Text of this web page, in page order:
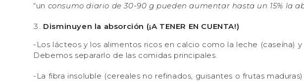
“un consumo diario de 30-90 g pueden aumentar hasta un 15% la
Disminuyen la absorción (¡A TENER EN CUENTA!)
-Los lácteos y los alimentos ricos en calcio como la leche (caseína)
Debemos separarlo de las comidas principales.
-La fibra insoluble (cereales no refinados, guisantes o frutas maduras)